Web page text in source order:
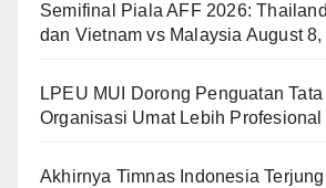
Semifinal Piala AFF 2026:
dan Vietnam vs Malaysia August 8,
LPEU MUI Dorong Penguatan
Organisasi Umat Lebih Profesional
Akhirnya Timnas Indonesia